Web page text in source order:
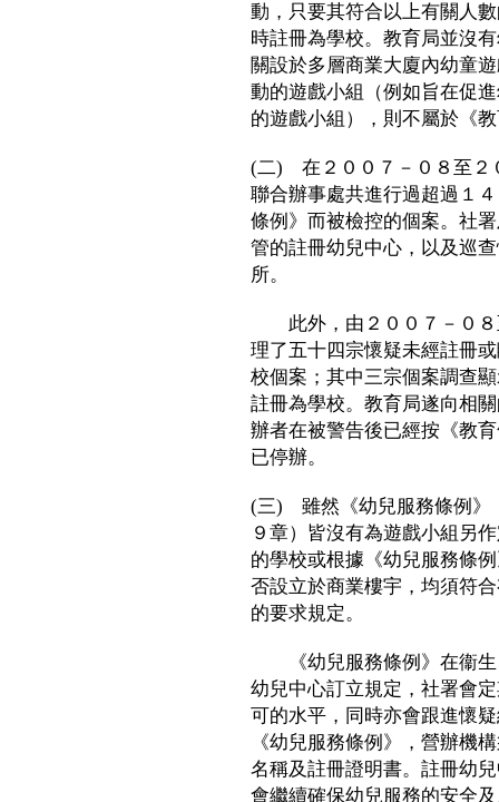
動，只要其符合以上有關人
時註冊為學校。教育局並沒
關設於多層商業大廈內幼童
動的遊戲小組（例如旨在促
的遊戲小組），則不屬於《
(二) 在２００７－０８至２
聯合辦事處共進行過超過１
條例》而被檢控的個案。社
管的註冊幼兒中心，以及巡
所。
此外，由２００７－０８
理了五十四宗懷疑未經註冊
校個案；其中三宗個案調查
註冊為學校。教育局遂向相
辦者在被警告後已經按《教
已停辦。
(三) 雖然《幼兒服務條例》
９章）皆沒有為遊戲小組另
的學校或根據《幼兒服務條
否設立於商業樓宇，均須符
的要求規定。
《幼兒服務條例》在衞生
幼兒中心訂立規定，社署會
可的水平，同時亦會跟進懷
《幼兒服務條例》，營辦機
名稱及註冊證明書。註冊幼
會繼續確保幼兒服務的安全